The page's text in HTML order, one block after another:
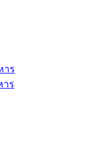
าร
าร